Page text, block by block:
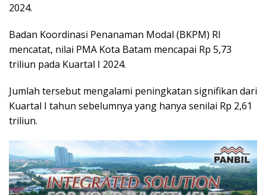
2024.
Badan Koordinasi Penanaman Modal (BKPM) RI
mencatat, nilai PMA Kota Batam mencapai Rp 5,73
triliun pada Kuartal I 2024.
Jumlah tersebut mengalami peningkatan signifikan dari
Kuartal I tahun sebelumnya yang hanya senilai Rp 2,61
triliun.